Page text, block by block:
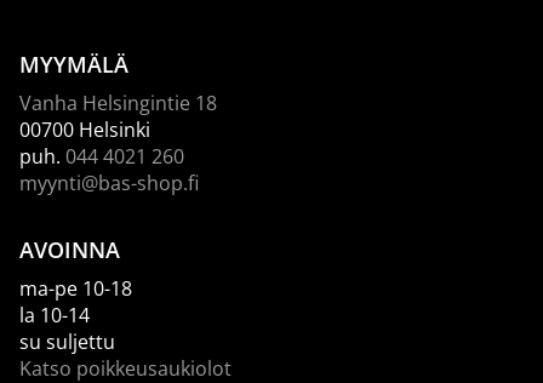
MYYMÄLÄ
Vanha Helsingintie 18
00700 Helsinki
puh. 044 4021 260
myynti@bas-shop.fi
AVOINNA
ma-pe 10-18
la 10-14
su suljettu
Katso poikkeusaukiolot